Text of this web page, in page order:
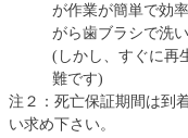
が作業が簡単で効
がら歯ブラシで洗
(しかし、すぐに再
難です)
注２：死亡保証期間は到
い求め下さい。